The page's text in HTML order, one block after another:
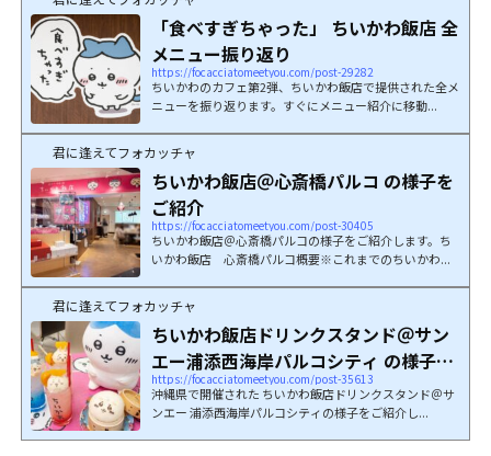
「食べすぎちゃった」 ちいかわ飯店 全
メニュー振り返り
https://focacciatomeetyou.com/post-29282
ちいかわのカフェ第2弾、ちいかわ飯店で提供された全メ
ニューを振り返ります。すぐにメニュー紹介に移動...
君に逢えてフォカッチャ
ちいかわ飯店＠心斎橋パルコ の様子を
ご紹介
https://focacciatomeetyou.com/post-30405
ちいかわ飯店＠心斎橋パルコの様子をご紹介します。ち
いかわ飯店 心斎橋パルコ概要※これまでのちいかわ...
君に逢えてフォカッチャ
ちいかわ飯店ドリンクスタンド＠サン
エー浦添西海岸パルコシティ の様子を
ご紹介
https://focacciatomeetyou.com/post-35613
沖縄県で開催された ちいかわ飯店ドリンクスタンド＠サ
ンエー 浦添西海岸パルコシティの様子をご紹介し...